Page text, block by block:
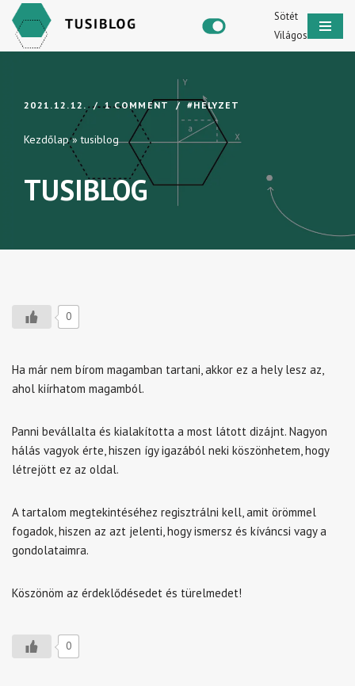
Skip
Sötét
Világos
2021.12.12. 1 COMMENT #HELYZET
Kezdőlap»tusiblog
TUSIBLOG
0
Ha már nem bírom magamban tartani, akkor ez a hely lesz az,
ahol kiírhatom magamból.
Panni bevállalta és kialakította a most látott dizájnt. Nagyon
hálás vagyok érte, hiszen így igazából neki köszönhetem, hogy
létrejött ez az oldal.
A tartalom megtekintéséhez regisztrálni kell, amit örömmel
fogadok, hiszen az azt jelenti, hogy ismersz és kíváncsi vagy a
gondolataimra.
Köszönöm az érdeklődésedet és türelmedet!
0